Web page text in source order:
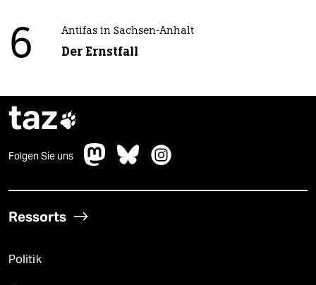
6 Antifas in Sachsen-Anhalt
Der Ernstfall
taz
Folgen Sie uns
Ressorts
Politik